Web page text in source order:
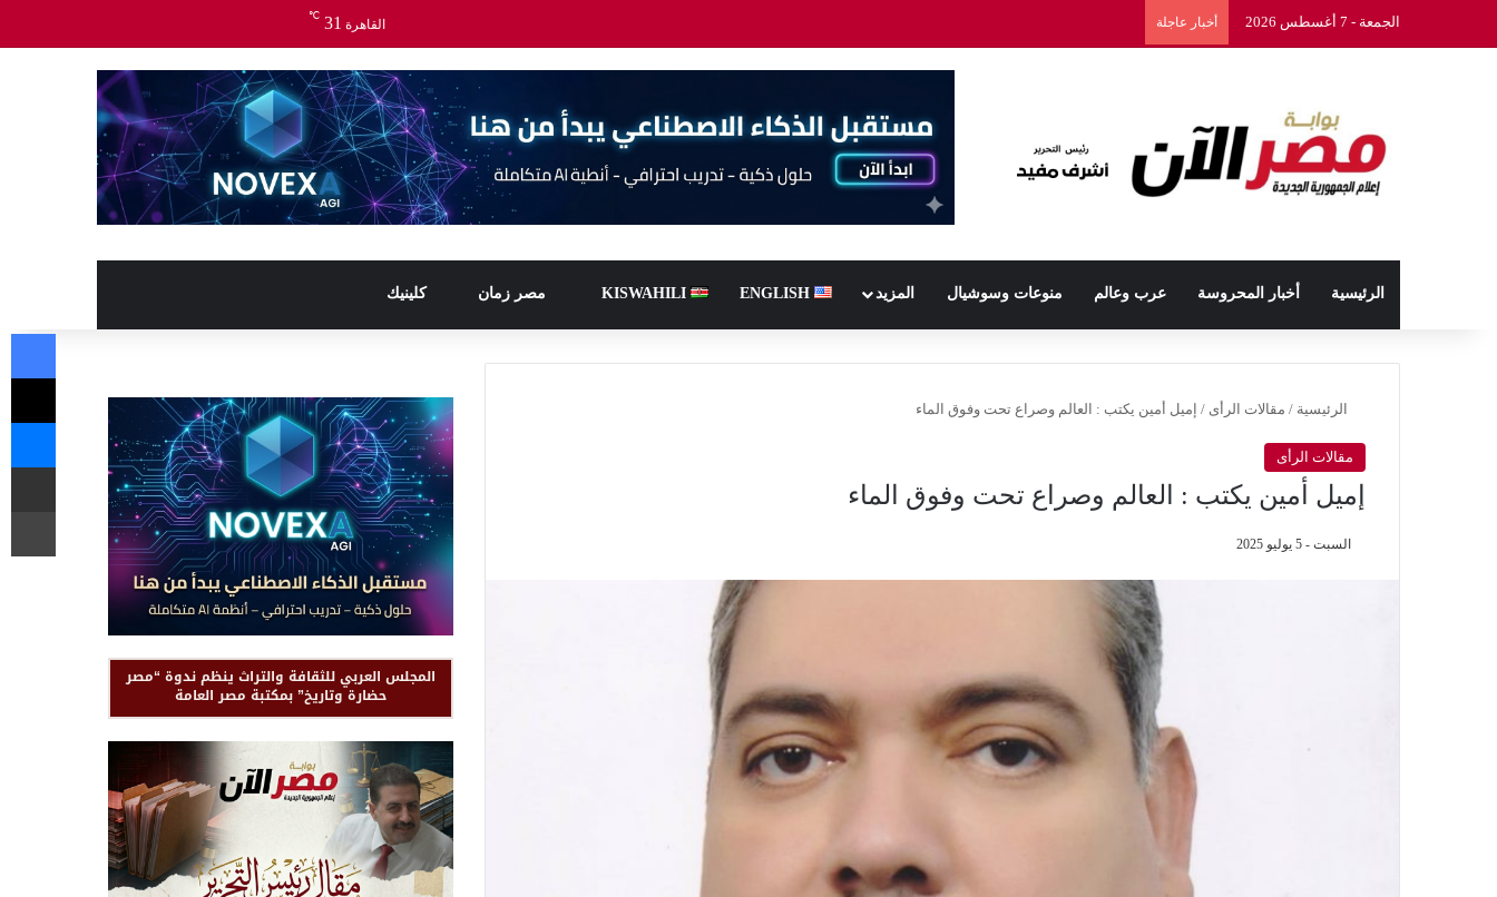
الجمعة - 7 أغسطس 2026 أخبار عاجلة القاهرة 31
℃
الرئيسية أخبار المحروسة عرب وعالم منوعات وسوشيال المزيد ENGLISH
KISWAHILI مصر زمان كلينيك
الرئيسية / مقالات الرأى / إميل أمين يكتب : العالم وصراع تحت وفوق الماء
مقالات الرأى
إميل أمين يكتب : العالم وصراع تحت وفوق الماء
السبت - 5 يوليو 2025
المجلس العربي للثقافة والتراث ينظم ندوة “مصر
حضارة وتاريخ” بمكتبة مصر العامة